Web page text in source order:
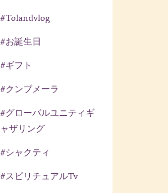
#tolandvlog
#お誕生日
#ギフト
#クンブメーラ
#グローバルユニティギ
ャザリング
#シャクティ
#スピリチュアルtv